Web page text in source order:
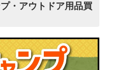
・アウトドア用品買